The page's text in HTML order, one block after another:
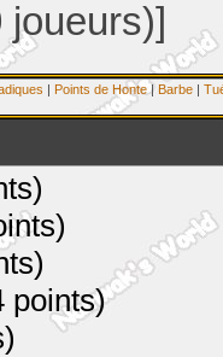
| Points de Honte| Barbe |
points)